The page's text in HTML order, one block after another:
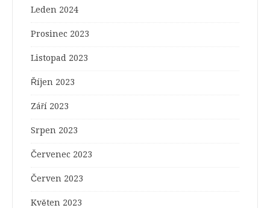
Leden 2024
Prosinec 2023
Listopad 2023
Říjen 2023
Září 2023
Srpen 2023
Červenec 2023
Červen 2023
Květen 2023